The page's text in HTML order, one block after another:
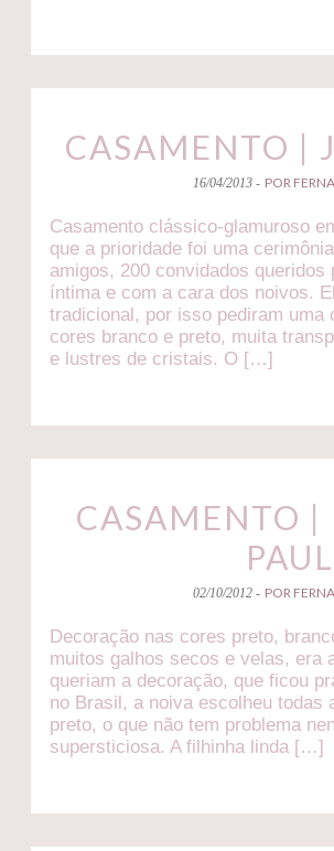
CASAMENTO |
16/04/2013 - POR
Casamento clássico-glamuroso
que a prioridade foi uma
amigos, 200 convidados queridos
íntima e com a cara dos noivos.
tradicional, por isso pediram uma
cores branco e preto, muita
e lustres de cristais. O […]
CASAMENTO |
02/10/2012 - POR
Decoração nas cores preto,
muitos galhos secos e velas, era
queriam a decoração, que ficou
no Brasil, a noiva escolheu todas
preto, o que não tem problema
supersticiosa. A filhinha linda […]